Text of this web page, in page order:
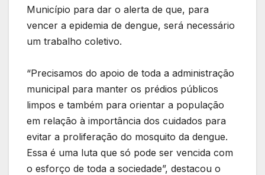
Município para dar o alerta de que, para
vencer a epidemia de dengue, será necessário
um trabalho coletivo.
“Precisamos do apoio de toda a administração
municipal para manter os prédios públicos
limpos e também para orientar a população
em relação à importância dos cuidados para
evitar a proliferação do mosquito da dengue.
Essa é uma luta que só pode ser vencida com
o esforço de toda a sociedade”, destacou o